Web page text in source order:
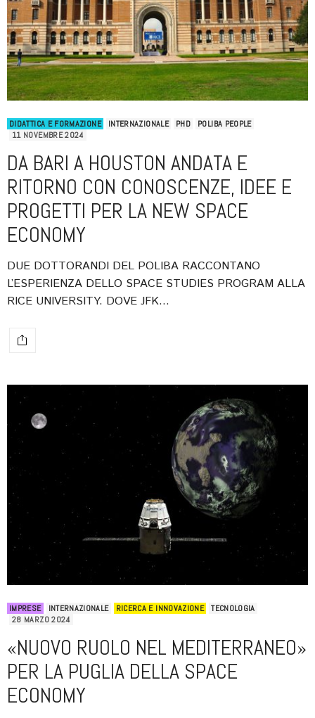
DIDATTICA E FORMAZIONE INTERNAZIONALE PHD
POLIBA PEOPLE
11 NOVEMBRE 2024
DA BARI A HOUSTON ANDATA E
RITORNO CON CONOSCENZE, IDEE E
PROGETTI PER LA NEW SPACE
ECONOMY
DUE DOTTORANDI DEL POLIBA RACCONTANO
L’ESPERIENZA DELLO SPACE STUDIES PROGRAM ALLA
RICE UNIVERSITY. DOVE JFK…
IMPRESE INTERNAZIONALE RICERCA E INNOVAZIONE
TECNOLOGIA
28 MARZO 2024
«NUOVO RUOLO NEL MEDITERRANEO»
PER LA PUGLIA DELLA SPACE
ECONOMY